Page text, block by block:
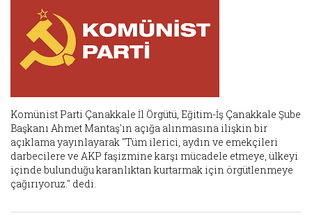
Komünist Parti Çanakkale İl Örgütü, Eğitim-İş Çanakkale Şube
Başkanı Ahmet Mantaş'ın açığa alınmasına ilişkin bir
açıklama yayınlayarak "Tüm ilerici, aydın ve emekçileri
darbecilere ve AKP faşizmine karşı mücadele etmeye, ülkeyi
içinde bulunduğu karanlıktan kurtarmak için örgütlenmeye
çağırıyoruz." dedi.